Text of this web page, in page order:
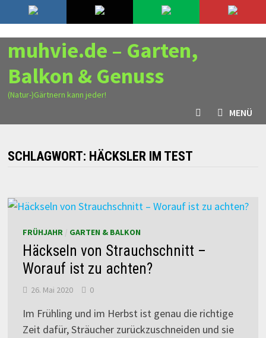
Zurück
zum
Inhalt
7. August 2026
muhvie.de – Garten,
Balkon & Genuss
(Natur-)Gärtnern kann jeder!
MENÜ
SCHLAGWORT: HÄCKSLER IM TEST
FRÜHJAHR/ GARTEN & BALKON
Häckseln von Strauchschnitt –
Worauf ist zu achten?
26. Mai 2020 0
Im Frühling und im Herbst ist genau die richtige
Zeit dafür, Sträucher zurückzuschneiden und sie